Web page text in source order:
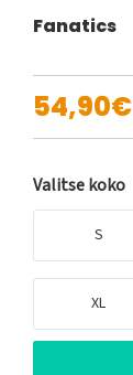
Fanatics
54,90€
Valitse koko
S
XL